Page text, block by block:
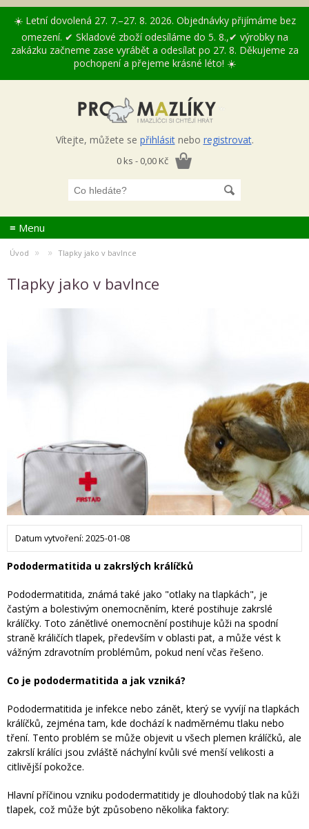
☀️ Letní dovolená 27. 7.–27. 8. 2026. Objednávky přijímáme bez
omezení. ✔ Skladové zboží odesíláme do 5. 8.,✔ výrobky na
zakázku začneme zase vyrábět a odesílat po 27. 8. Děkujeme za
pochopení a přejeme krásné léto! ☀️
Vítejte, můžete se přihlásitnebo registrovat.
0 ks - 0,00 Kč
≡ Menu
Úvod » » Tlapky jako v bavlnce
Tlapky jako v bavlnce
Datum vytvoření: 2025-01-08
Pododermatitida u zakrslých králíčků
Pododermatitida, známá také jako "otlaky na tlapkách", je
častým a bolestivým onemocněním, které postihuje zakrslé
králíčky. Toto zánětlivé onemocnění postihuje kůži na spodní
straně králičích tlapek, především v oblasti pat, a může vést k
vážným zdravotním problémům, pokud není včas řešeno.
Co je pododermatitida a jak vzniká?
Pododermatitida je infekce nebo zánět, který se vyvíjí na tlapkách
králíčků, zejména tam, kde dochází k nadměrnému tlaku nebo
tření. Tento problém se může objevit u všech plemen králíčků, ale
zakrslí králíci jsou zvláště náchylní kvůli své menší velikosti a
citlivější pokožce.
Hlavní příčinou vzniku pododermatitidy je dlouhodobý tlak na kůži
tlapek, což může být způsobeno několika faktory: